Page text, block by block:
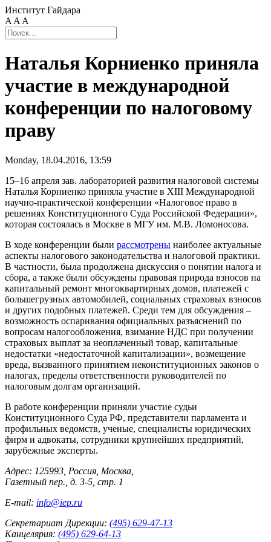
Институт Гайдара
A A A
Наталья Корниенко приняла
участие в международной
конференции по налоговому
праву
Monday, 18.04.2016, 13:59
15–16 апреля зав. лабораторией развития налоговой системы
Наталья Корниенко приняла участие в XIII Международной
научно-практической конференции «Налоговое право в
решениях Конституционного Суда Российской Федерации»,
которая состоялась в Москве в МГУ им. М.В. Ломоносова.
В ходе конференции были рассмотрены наиболее актуальные
аспекты налогового законодательства и налоговой практики.
В частности, была продолжена дискуссия о понятии налога и
сбора, а также были обсуждены правовая природа взносов на
капитальный ремонт многоквартирных домов, платежей с
большегрузных автомобилей, социальных страховых взносов
и других подобных платежей. Среди тем для обсуждения –
возможность оспаривания официальных разъяснений по
вопросам налогообложения, взимание НДС при получении
страховых выплат за неоплаченный товар, капитальные
недостатки «недостаточной капитализации», возмещение
вреда, вызванного принятием неконституционных законов о
налогах, пределы ответственности руководителей по
налоговым долгам организаций.
В работе конференции приняли участие судьи
Конституционного Суда РФ, представители парламента и
профильных ведомств, ученые, специалисты юридических
фирм и адвокаты, сотрудники крупнейших предприятий,
зарубежные эксперты.
Адрес: 125993, Россия, Москва,
Газетный пер., д. 3-5, стр. 1
E-mail: info@iep.ru
Секретариат Дирекции: (495) 629-47-13
Канцелярия: (495) 629-64-13